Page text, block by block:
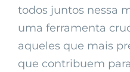
todos juntos nessa
uma ferramenta
aqueles que mais
que contribuem